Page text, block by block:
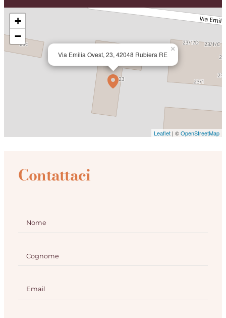
Via Emilia Ovest, 23, 42048 Rubiera RE
×
+
−
Leaflet | ©OpenStreetMap
Contattaci